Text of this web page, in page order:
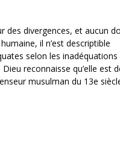
des divergences, et aucun
il n’est descriptible
selon les inadéquations
reconnaisse qu’elle est
musulman du 13e